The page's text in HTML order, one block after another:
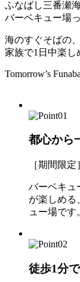
ふなばし三番瀬
バーベキュー場
海のすぐそばの、
家族で1日中楽し
Tomorrow’s
都心から
［期間限
バーベキュ
が楽しめる
ュー場です
徒歩1分